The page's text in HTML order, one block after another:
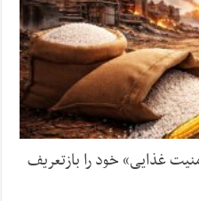
غذایی» خود را بازتعریف